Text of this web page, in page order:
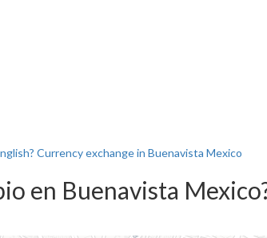
Currency exchange in Buenavista Mexico
en Buenavista